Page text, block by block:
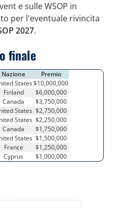
e sulle WSOP in
per l'eventuale rivincita
2027.
finale
Nazione
Premio
States$10,000,000
Finland
$6,000,000
Canada
$3,750,000
States $2,750,000
States $2,250,000
Canada
$1,750,000
States $1,500,000
France
$1,250,000
Cyprus $1,000,000